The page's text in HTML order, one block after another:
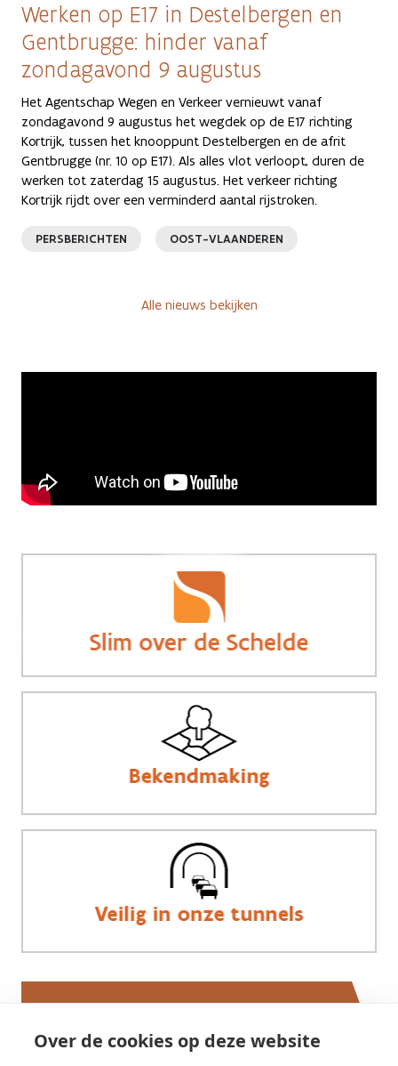
Over de cookies op deze website
Werken op E17 in Destelbergen en
Gentbrugge: hinder vanaf
zondagavond 9 augustus
Het Agentschap Wegen en Verkeer vernieuwt vanaf
zondagavond 9 augustus het wegdek op de E17 richting
Kortrijk, tussen het knooppunt Destelbergen en de afrit
Gentbrugge (nr. 10 op E17). Als alles vlot verloopt, duren de
werken tot zaterdag 15 augustus. Het verkeer richting
Kortrijk rijdt over een verminderd aantal rijstroken.
PERSBERICHTEN OOST-VLAANDEREN
Alle nieuws bekijken
Werken bij AWV